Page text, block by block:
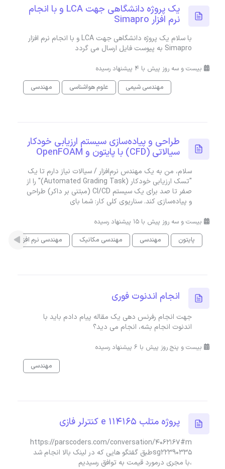
یک پروژه دانشگاهی جهت LCA و با انجام
نرم افزار Simapro
با سلام یک پروژه دانشگاهی جهت LCA و با انجام نرم افزار
Simapro به پیوست فایل ارسال می گردد
بیست و سه روز پیش با 4 پیشنهاد رسیده
مهندسی شیمی
علوم هواشناسی مهندسی
طراحی و پیاده‌سازی سیستم ارزیابی خودکار
سیالاتی (CFD) با پایتون و OpenFOAM
سلام، من به یک مهندس نرم‌افزار / سیالات نیاز دارم تا یک
"تسک ارزیابی خودکار (Automated Grading Task)" را از
صفر تا صد برای یک سیستم CI/CD (مبتنی بر داکر) طراحی
و پیاده‌سازی کند. سناریوی کلی کار: شما بای
بیست و سه روز پیش با 15 پیشنهاد رسیده
پایتون
مهندسی مهندسی مکانیک مهندسی نرم افزار
انجام اندنوت فوری
جهت انجام رفرنس دهی یک مقاله پیام دادم باید با
اندنوت انجام بشه، انجام می دید؟
بیست و پنج روز پیش با 6 پیشنهاد رسیده
مهندسی
پروژه متلب 114165 e کنترلر فازی
https://parscoders.com/conversation/4062167#m
sg22390335طبق گفتگو هایی که در لینک بالا انجام شد
،با مجری درمورد قیمت به توافق رسیدیم